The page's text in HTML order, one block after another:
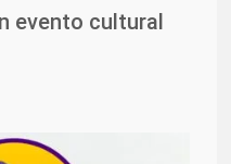
evento cultural